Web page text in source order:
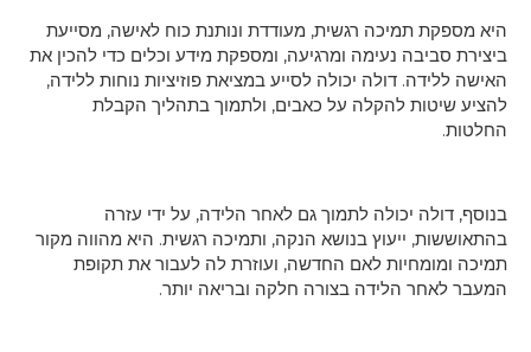
רגשית, מעודדת ונותנת כוח לאישה, מסייעת
נעימה ומרגיעה, ומספקת מידע וכלים כדי להכין את
דולה יכולה לסייע במציאת פוזיציות נוחות ללידה,
להקלה על כאבים, ולתמוך בתהליך הקבלת
יכולה לתמוך גם לאחר הלידה, על ידי עזרה
ייעוץ בנושא הנקה, ותמיכה רגשית. היא מהווה מקור
לאם החדשה, ועוזרת לה לעבור את תקופת
הלידה בצורה חלקה ובריאה יותר.